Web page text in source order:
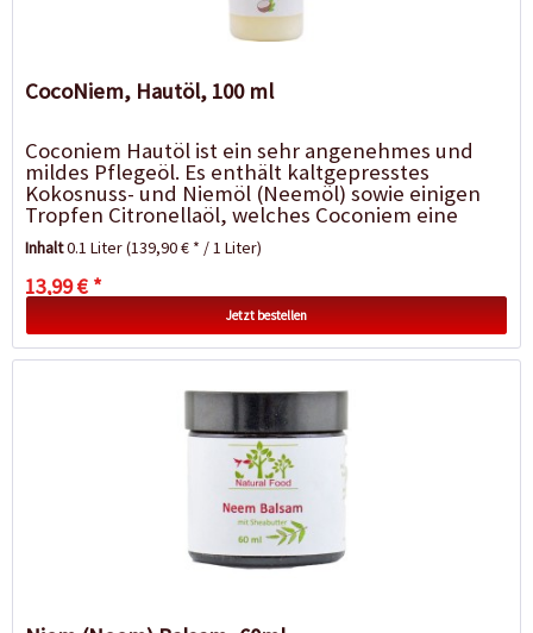
CocoNiem, Hautöl, 100 ml
Coconiem Hautöl ist ein sehr angenehmes und
mildes Pflegeöl. Es enthält kaltgepresstes
Kokosnuss- und Niemöl (Neemöl) sowie einigen
Tropfen Citronellaöl, welches Coconiem eine
angenehm...
Inhalt0.1 Liter(139,90 € * / 1 Liter)
13,99 € *
Jetzt bestellen